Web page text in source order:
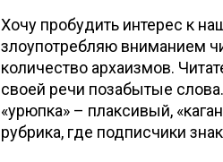
Хочу пробудить интерес к
злоупотребляю вниманием
количество архаизмов.
своей речи позабытые
«урюпка» – плаксивый,
рубрика, где подписчики